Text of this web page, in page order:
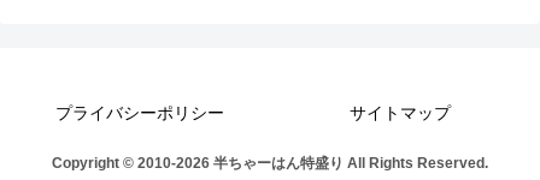
プライバシーポリシー サイトマップ
Copyright © 2010-2026 半ちゃーはん特盛り All Rights Reserved.